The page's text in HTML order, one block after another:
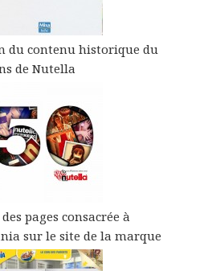
du contenu historique du
de Nutella
pages consacrée à
sur le site de la marque